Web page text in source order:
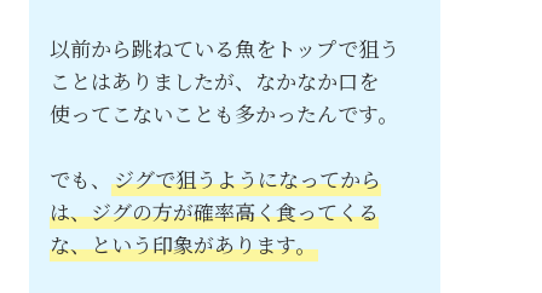
以前から跳ねている魚をトップで狙う
ことはありましたが、なかなか口を
使ってこないことも多かったんです。
でも、ジグで狙うようになってから
は、ジグの方が確率高く食ってくる
な、という印象があります。